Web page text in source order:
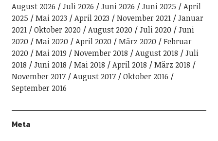
August 2026 Juli 2026 Juni 2026 Juni 2025
April
2025
Mai 2023 April 2023 November 2021
Januar
2021
Oktober 2020 August 2020 Juli 2020
Juni
2020
Mai 2020 April 2020 März 2020
Februar
2020
Mai 2019 November 2018 August 2018
Juli
2018
Juni 2018 Mai 2018 April 2018
März 2018
November 2017
August 2017
Oktober 2016
September 2016
Meta